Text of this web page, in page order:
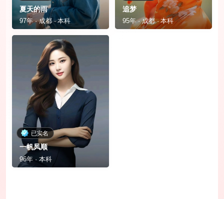
夏天的雨
97年 · 成都 · 本科
追梦
95年 · 成都 · 本科
已实名
一帆凤顺
96年 · 本科